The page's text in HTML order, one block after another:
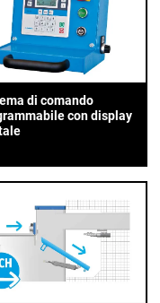
di comando
con display